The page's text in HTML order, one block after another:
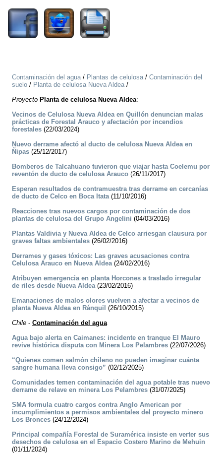
Contaminación del agua/ Plantas de celulosa/ Contaminación del
suelo / Planta de celulosa Nueva Aldea/
Proyecto Planta de celulosa Nueva Aldea:
Vecinos de Celulosa Nueva Aldea en Quillón denuncian malas
prácticas de Forestal Arauco y afectación por incendios
forestales (22/03/2024)
Nuevo derrame afectó al ducto de celulosa Nueva Aldea en
Ñipas (25/12/2017)
Bomberos de Talcahuano tuvieron que viajar hasta Coelemu por
reventón de ducto de celulosa Arauco (26/11/2017)
Esperan resultados de contramuestra tras derrame en cercanías
de ducto de Celco en Boca Itata(11/10/2016)
Reacciones tras nuevos cargos por contaminación de dos
plantas de celulosa del Grupo Angelini (04/03/2016)
Plantas Valdivia y Nueva Aldea de Celco arriesgan clausura por
graves faltas ambientales (26/02/2016)
Derrames y gases tóxicos: Las graves acusaciones contra
Celulosa Arauco en Nueva Aldea(24/02/2016)
Atribuyen emergencia en planta Horcones a traslado irregular
de riles desde Nueva Aldea(23/02/2016)
Emanaciones de malos olores vuelven a afectar a vecinos de
planta Nueva Aldea en Ránquil (26/10/2015)
Chile - Contaminación del agua
Agua bajo alerta en Caimanes: incidente en tranque El Mauro
revive histórica disputa con Minera Los Pelambres (22/07/2026)
“Quienes comen salmón chileno no pueden imaginar cuánta
sangre humana lleva consigo” (02/12/2025)
Comunidades temen contaminación del agua potable tras nuevo
derrame de relave en minera Los Pelambres (31/07/2025)
SMA formula cuatro cargos contra Anglo American por
incumplimientos a permisos ambientales del proyecto minero
Los Bronces (24/12/2024)
Principal compañía Forestal de Suramérica insiste en verter sus
desechos de celulosa en el Espacio Costero Marino de Mehuin
(01/11/2024)